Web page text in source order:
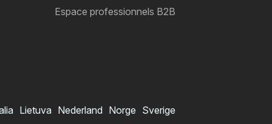
Espace professionnels B2B
Lietuva Nederland Norge Sverige